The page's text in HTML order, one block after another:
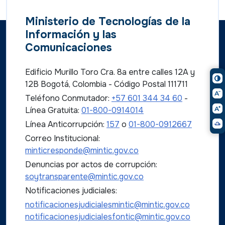
Ministerio de Tecnologías de la
Información y las
Comunicaciones
Edificio Murillo Toro Cra. 8a entre calles 12A y
12B Bogotá, Colombia - Código Postal 111711
Teléfono Conmutador: +57 601 344 34 60 -
Línea Gratuita: 01-800-0914014
Línea Anticorrupción: 157 o 01-800-0912667
Correo Institucional:
minticresponde@mintic.gov.co
Denuncias por actos de corrupción:
soytransparente@mintic.gov.co
Notificaciones judiciales:
notificacionesjudicialesmintic@mintic.gov.co
notificacionesjudicialesfontic@mintic.gov.co